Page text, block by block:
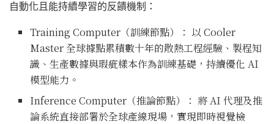
自動化且能持續學習的反饋機制：
Training Computer（訓練節點）： 以 Cooler
Master 全球據點累積數十年的散熱工程經驗、製程知
識、生產數據與瑕疵樣本作為訓練基礎，持續優化 AI
模型能力。
Inference Computer（推論節點）： 將 AI 代理及推
論系統直接部署於全球產線現場，實現即時視覺檢